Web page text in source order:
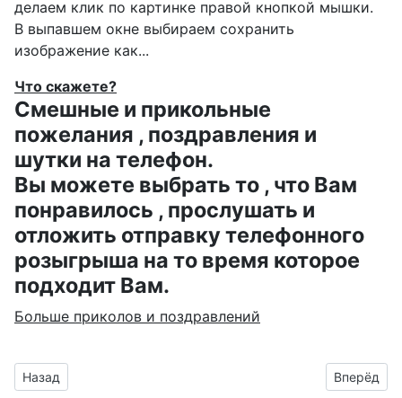
делаем клик по картинке правой кнопкой мышки.
В выпавшем окне выбираем сохранить
изображение как...
Что скажете?
Смешные и прикольные
пожелания , поздравления и
шутки на телефон.
Вы можете выбрать то , что Вам
понравилось , прослушать и
отложить отправку телефонного
розыгрыша на то время которое
подходит Вам.
Больше приколов и поздравлений
Предыдущий материал: гифка для Антошки на день
Назад Вперёд